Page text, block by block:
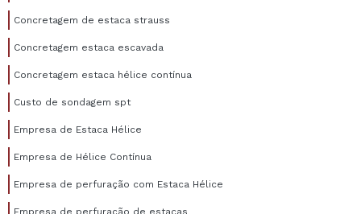
Concretagem de estaca strauss
Concretagem estaca escavada
Concretagem estaca hélice contínua
Custo de sondagem spt
Empresa de Estaca Hélice
Empresa de Hélice Contínua
Empresa de perfuração com Estaca Hélice